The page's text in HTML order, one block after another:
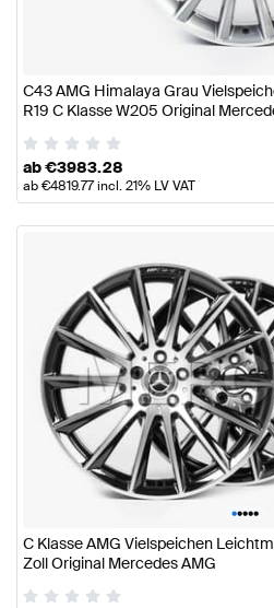
C43 AMG Himalaya Grau
R19 C Klasse W205 Original
ab€3983.28
ab€4819.77incl. 21% LV VAT
•••••
C Klasse AMG Vielspeichen
Zoll Original Mercedes AMG